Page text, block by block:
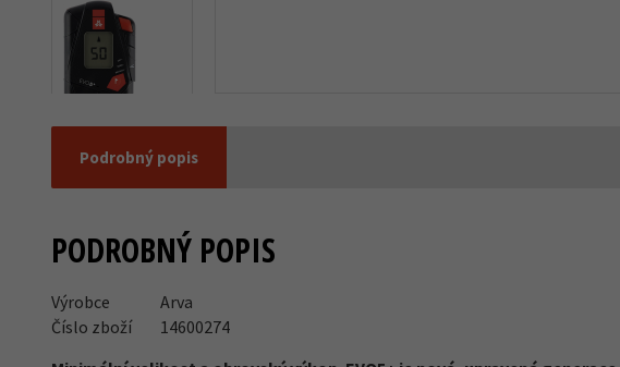
Podrobný popis
PODROBNÝ POPIS
Výrobce
Arva
Číslo zboží
14600274